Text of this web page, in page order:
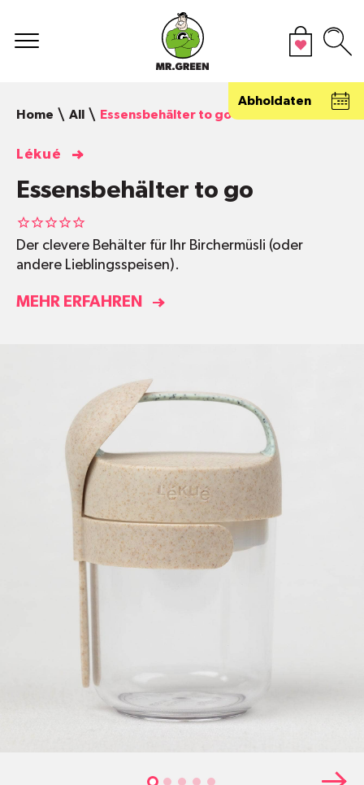
Abholdaten
Home
All Essensbehälter to go
Lékué
Essensbehälter to go
Der clevere Behälter für Ihr Birchermüsli (oder
andere Lieblingsspeisen).
MEHR ERFAHREN